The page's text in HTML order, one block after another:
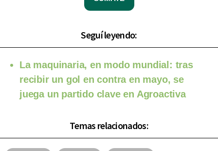
Seguí leyendo:
La maquinaria, en modo mundial: tras
recibir un gol en contra en mayo, se
juega un partido clave en Agroactiva
Temas relacionados: